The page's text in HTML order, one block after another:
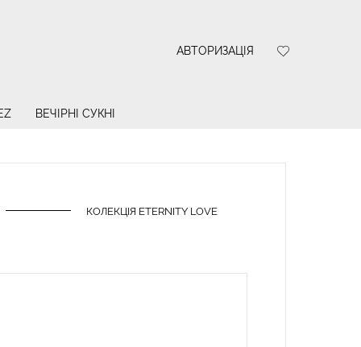
АВТОРИЗАЦІЯ
ВЕЧІРНІ СУКНІ
КОЛЕКЦІЯ ETERNITY LOVE